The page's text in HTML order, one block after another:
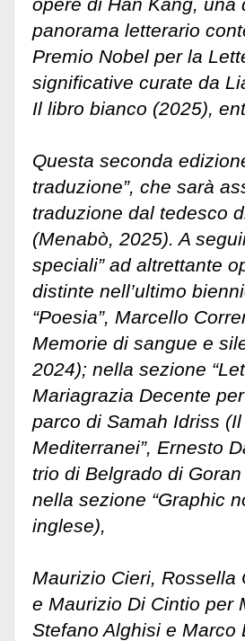
panorama letterario
Premio Nobel per la
significative curate da
Il libro bianco (2025),
Questa seconda
traduzione”, che sarà
traduzione dal tedesco
(Menabò, 2025). A
speciali” ad altrettante
distinte nell’ultimo
“Poesia”, Marcello
Memorie di sangue e
2024); nella sezione
Mariagrazia Decente
parco di Samah Idriss
Mediterranei”, Ernesto
trio di Belgrado di
nella sezione “Graphic
inglese),
Maurizio Cieri, Rossella
e Maurizio Di Cintio per
Stefano Alghisi e Marco